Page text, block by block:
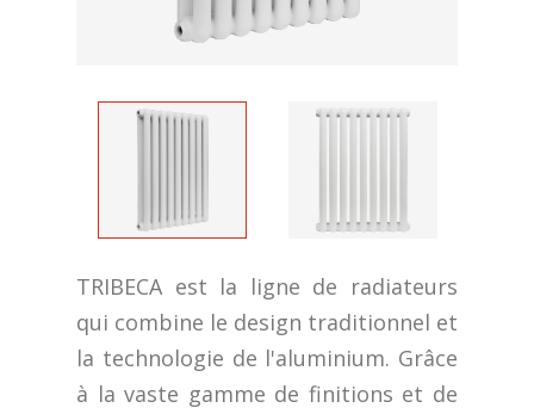
TRIBECA est la ligne de radiateurs
qui combine le design traditionnel et
la technologie de l'aluminium. Grâce
à la vaste gamme de finitions et de